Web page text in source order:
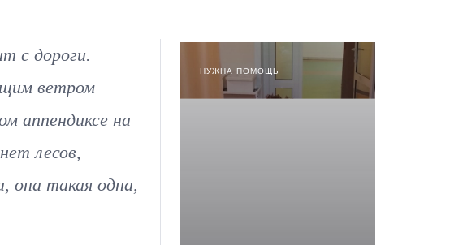
с дороги.
ветром
аппендиксе на
лесов,
она такая одна,
НУЖНА ПОМОЩЬ